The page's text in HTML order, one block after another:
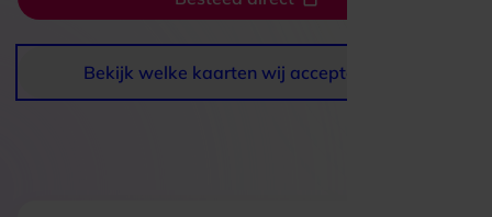
meubels of net dat ene accessoire zoekt dat jouw
interieur afmaakt: Karwei helpt je om jouw
woonideeën waar te maken.
Kleuren, materialen en vormen; bij Karwei is er
Bekijk welke kaarten wij accepteren